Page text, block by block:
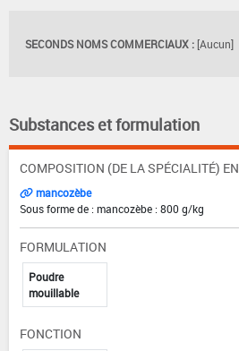
SECONDS NOMS COMMERCIAUX : [Aucun]
Substances et formulation
COMPOSITION (DE LA SPÉCIALITÉ)
mancozèbe
Sous forme de : mancozèbe : 800 g/kg
FORMULATION
Poudre
mouillable
FONCTION